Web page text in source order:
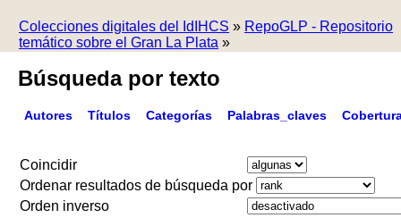
Colecciones digitales del IdIHCS » RepoGLP - Repositorio
temático sobre el Gran La Plata »
Búsqueda por texto
Autores Títulos Categorías Palabras_claves
Coincidir
Ordenar resultados de búsqueda por
Orden inverso